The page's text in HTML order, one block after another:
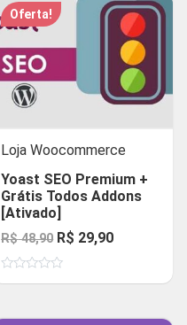
Oferta!
Loja Woocommerce
Yoast SEO Premium +
Grátis Todos Addons
[Ativado]
R$48,90 O
preço
original
R$ 29,90O
atual